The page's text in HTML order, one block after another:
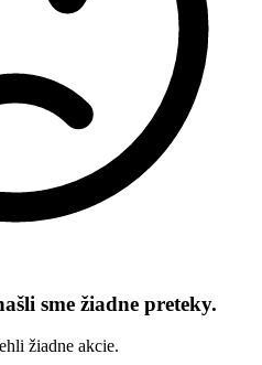
sme žiadne preteky.
žiadne akcie.